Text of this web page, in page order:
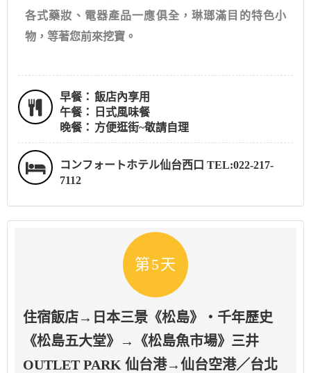
各式藥妝、電器產品一應俱全，琳瑯滿目的特色小
物，等著您前來挖寶。
早餐： 飯店內享用
午餐：
日式風味餐
晚餐： 方便逛街~敬請自理
コンフォートホテル仙台西口 TEL:022-217-
7112
第5天
住宿飯店→日本三景《松島》・千年歷史
《松島五大堂》→《松島魚市場》三井
OUTLET PARK 仙台港→仙台空港／台北